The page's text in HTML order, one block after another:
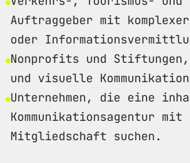
Auftraggeber mit
oder
Nonprofits und Stiftungen,
und visuelle
Unternehmen, die eine
Kommunikationsagentur mit
Mitgliedschaft suchen.